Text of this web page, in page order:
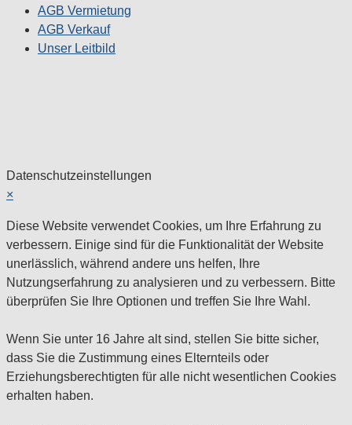
AGB Vermietung
AGB Verkauf
Unser Leitbild
Datenschutzeinstellungen
×
Diese Website verwendet Cookies, um Ihre Erfahrung zu
verbessern. Einige sind für die Funktionalität der Website
unerlässlich, während andere uns helfen, Ihre
Nutzungserfahrung zu analysieren und zu verbessern. Bitte
überprüfen Sie Ihre Optionen und treffen Sie Ihre Wahl.
Wenn Sie unter 16 Jahre alt sind, stellen Sie bitte sicher,
dass Sie die Zustimmung eines Elternteils oder
Erziehungsberechtigten für alle nicht wesentlichen Cookies
erhalten haben.